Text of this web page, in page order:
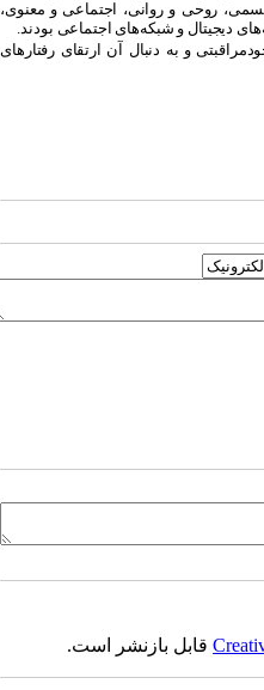
روحی و روانی، اجتماعی و معنوی،
دیجیتال و شبکه‌های اجتماعی بودند.
و به دنبال آن ارتقای رفتارهای
قابل بازنشر است.